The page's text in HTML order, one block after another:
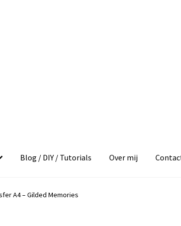
Blog / DIY / Tutorials Over mij
A4 – Gilded Memories